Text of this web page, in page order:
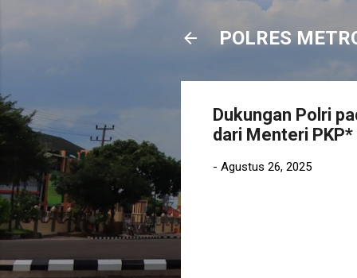
POLRES
Dukungan Polri
dari Menteri PKP*
- Agustus 26, 2025